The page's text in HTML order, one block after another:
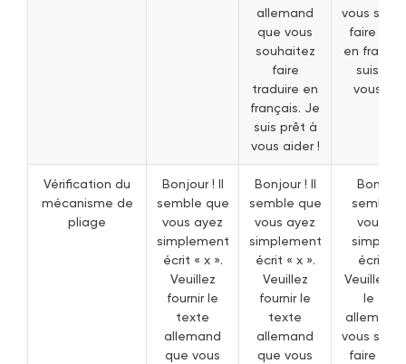
allemand
que vous
souhaitez
faire
traduire en
français. Je
suis prêt à
vous aider !
vous
faire
en
suis
vous
Vérification du
mécanisme de
pliage
Bonjour ! Il
semble que
vous ayez
simplement
écrit « x ».
Veuillez
fournir le
texte
allemand
que vous
Bonjour ! Il
semble que
vous ayez
simplement
écrit « x ».
Veuillez
fournir le
texte
allemand
que vous
Bonjour
semble
vous
écrit « x
Veuillez
le
allemand
vous
faire